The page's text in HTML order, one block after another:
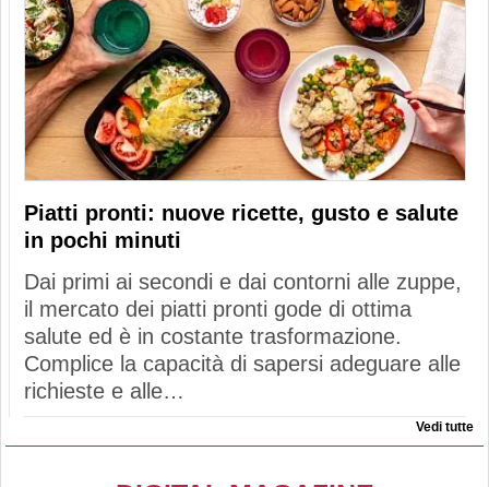
Piatti pronti: nuove ricette, gusto e salute
in pochi minuti
Dai primi ai secondi e dai contorni alle zuppe,
il mercato dei piatti pronti gode di ottima
salute ed è in costante trasformazione.
Complice la capacità di sapersi adeguare alle
richieste e alle…
Vedi tutte